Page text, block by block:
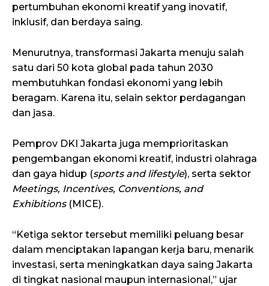
pertumbuhan ekonomi kreatif yang inovatif,
inklusif, dan berdaya saing.
Menurutnya, transformasi Jakarta menuju salah
satu dari 50 kota global pada tahun 2030
membutuhkan fondasi ekonomi yang lebih
beragam. Karena itu, selain sektor perdagangan
dan jasa.
Pemprov DKI Jakarta juga memprioritaskan
pengembangan ekonomi kreatif, industri olahraga
dan gaya hidup (sports and lifestyle), serta sektor
Meetings, Incentives, Conventions, and
Exhibitions(MICE).
“Ketiga sektor tersebut memiliki peluang besar
dalam menciptakan lapangan kerja baru, menarik
investasi, serta meningkatkan daya saing Jakarta
di tingkat nasional maupun internasional,” ujar